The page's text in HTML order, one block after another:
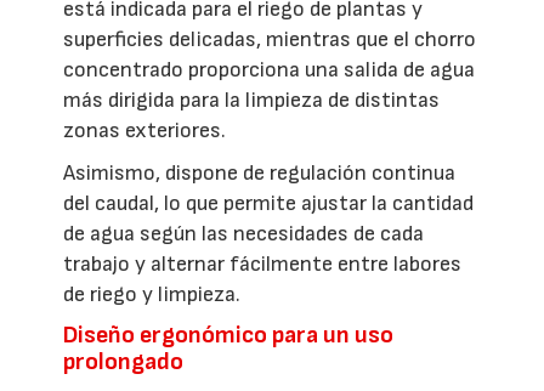
está indicada para el riego de plantas y
superficies delicadas, mientras que el chorro
concentrado proporciona una salida de agua
más dirigida para la limpieza de distintas
zonas exteriores.
Asimismo, dispone de regulación continua
del caudal, lo que permite ajustar la cantidad
de agua según las necesidades de cada
trabajo y alternar fácilmente entre labores
de riego y limpieza.
Diseño ergonómico para un uso
prolongado